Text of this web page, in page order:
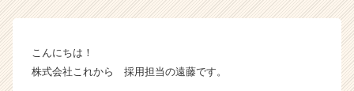
カ
こんにちは！
株式会社これから 採用担当の遠藤です。